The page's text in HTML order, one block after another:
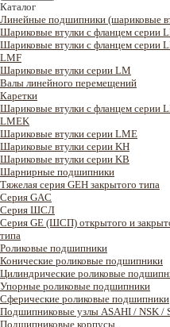
Каталог
Линейные подшипники (шариковые
Шариковые втулки с фланцем серии
Шариковые втулки с фланцем серии
LMF
Шариковые втулки серии LM
Валы линейного перемещений
Каретки
Шариковые втулки с фланцем серии
LMEK
Шариковые втулки серии LME
Шариковые втулки серии KH
Шариковые втулки серии KB
Шарнирные подшипники
Тяжелая серия GEH закрытого типа
Серия GAC
Cерия ШСЛ
Серия GE (ШСП) открытого и
типа
Роликовые подшипники
Конические роликовые подшипники
Цилиндрические роликовые
Упорные роликовые подшипники
Сферические роликовые подшипники
Подшипниковые узлы ASAHI / NSK /
Подшипниковые корпусы